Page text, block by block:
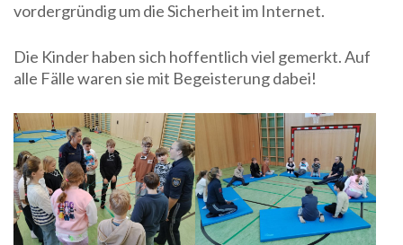
vordergründig um die Sicherheit im Internet.
Die Kinder haben sich hoffentlich viel gemerkt. Auf
alle Fälle waren sie mit Begeisterung dabei!